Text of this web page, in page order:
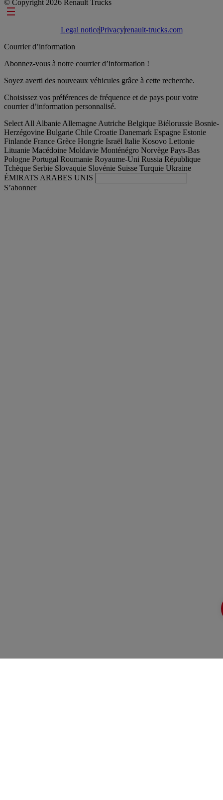
© Copyright 2026 Renault Trucks
Footer links
Legal noticePrivacyrenault-trucks.com
Courrier d’information
Abonnez-vous à notre courrier d’information !
Soyez averti des nouveaux véhicules grâce à cette recherche.
Choisissez vos préférences de fréquence et de pays pour votre
courrier d’information personnalisé.
Select AllAlbanieAllemagneAutriche Belgique Biélorussie Bosnie-
Herzégovine Bulgarie Chile Croatie Danemark Espagne Estonie
Finlande France Grèce Hongrie Israël Italie Kosovo Lettonie
Lituanie Macédoine Moldavie Monténégro Norvège Pays-Bas
Pologne Portugal Roumanie Royaume-Uni Russia République
Tchèque Serbie Slovaquie Slovénie Suisse Turquie Ukraine
ÉMIRATS ARABES UNIS
S’abonner